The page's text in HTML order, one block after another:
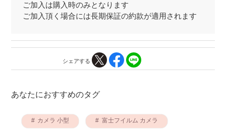
ご加入は購入時のみとなります
ご加入頂く場合には長期保証の約款が適用されます
シェアする
あなたにおすすめのタグ
カメラ 小型 富士フイルム カメラ